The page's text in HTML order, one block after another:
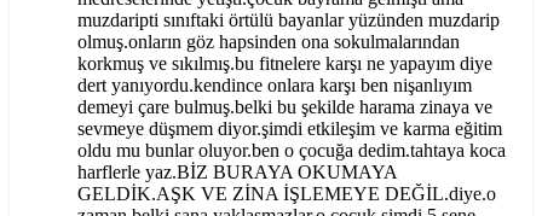
muzdaripti sınıftaki örtülü bayanlar yüzünden muzdarip
olmuş.onların göz hapsinden ona sokulmalarından
korkmuş ve sıkılmış.bu fitnelere karşı ne yapayım diye
dert yanıyordu.kendince onlara karşı ben nişanlıyım
demeyi çare bulmuş.belki bu şekilde harama zinaya ve
sevmeye düşmem diyor.şimdi etkileşim ve karma eğitim
oldu mu bunlar oluyor.ben o çocuğa dedim.tahtaya koca
harflerle yaz.BİZ BURAYA OKUMAYA
GELDİK.AŞK VE ZİNA İŞLEMEYE DEĞİL.diye.o